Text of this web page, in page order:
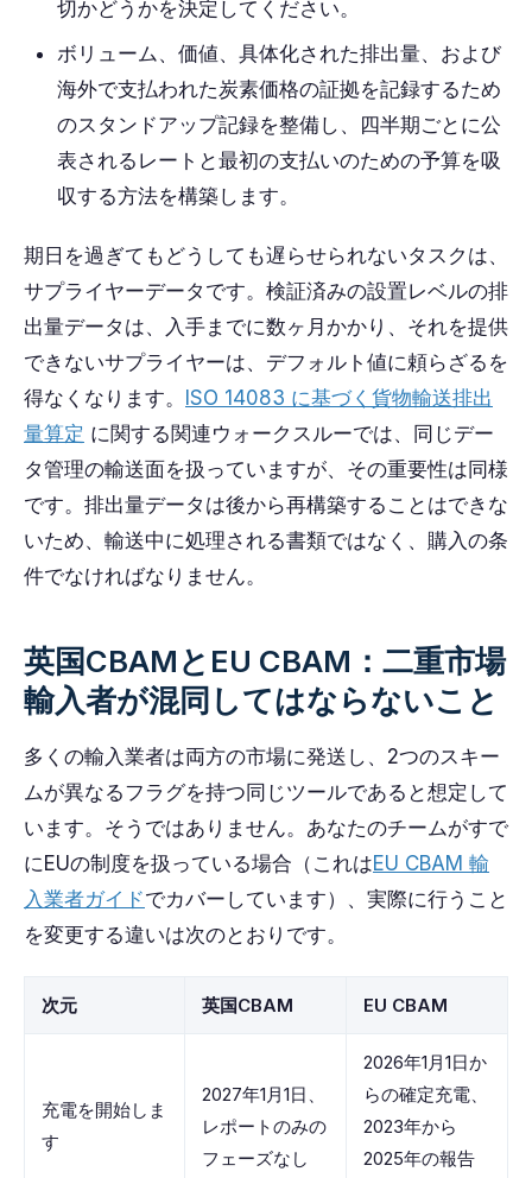
切かどうかを決定してください。
ボリューム、価値、具体化された排出量、および
海外で支払われた炭素価格の証拠を記録するため
のスタンドアップ記録を整備し、四半期ごとに公
表されるレートと最初の支払いのための予算を吸
収する方法を構築します。
期日を過ぎてもどうしても遅らせられないタスクは、
サプライヤーデータです。検証済みの設置レベルの排
出量データは、入手までに数ヶ月かかり、それを提供
できないサプライヤーは、デフォルト値に頼らざるを
得なくなります。
ISO 14083 に基づく貨物輸送排出
量算定 に関する関連ウォークスルーでは、同じデー
タ管理の輸送面を扱っていますが、その重要性は同様
です。排出量データは後から再構築することはできな
いため、輸送中に処理される書類ではなく、購入の条
件でなければなりません。
英国CBAMとEU CBAM：二重市場
輸入者が混同してはならないこと
多くの輸入業者は両方の市場に発送し、2つのスキー
ムが異なるフラグを持つ同じツールであると想定して
います。そうではありません。あなたのチームがすで
にEUの制度を扱っている場合（これはEU CBAM 輸
入業者ガイドでカバーしています）、実際に行うこと
を変更する違いは次のとおりです。
次元 英国CBAM EU CBAM
充電を開始しま
す
2027年1月1日、
レポートのみの
フェーズなし
2026年1月1日か
らの確定充電、
2023年から
2025年の報告